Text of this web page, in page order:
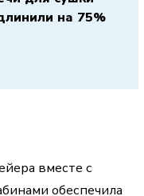
на 75%
вместе с
обеспечила